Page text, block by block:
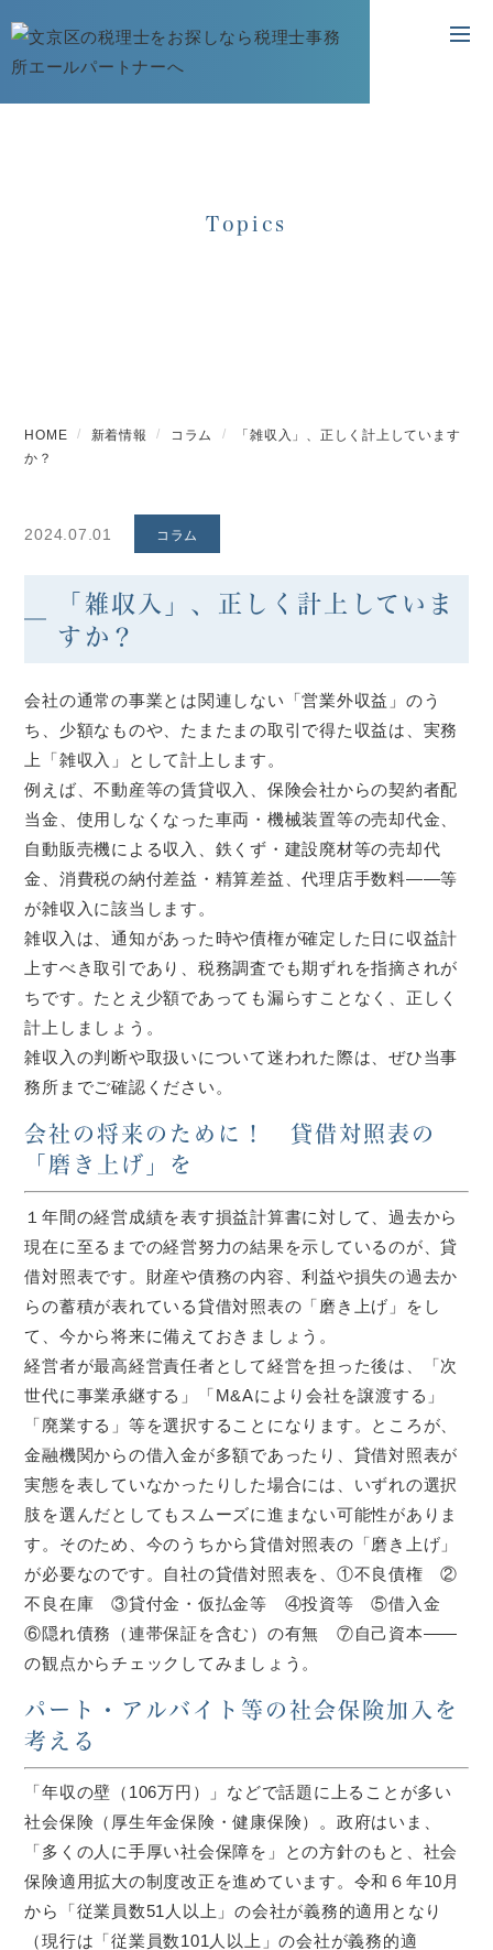
Topics
HOME 新着情報 コラム
「雑収入」、正しく計上しています
か？
2024.07.01 コラム
「雑収入」、正しく計上していま
すか？
会社の通常の事業とは関連しない「営業外収益」のう
ち、少額なものや、たまたまの取引で得た収益は、実務
上「雑収入」として計上します。
例えば、不動産等の賃貸収入、保険会社からの契約者配
当金、使用しなくなった車両・機械装置等の売却代金、
自動販売機による収入、鉄くず・建設廃材等の売却代
金、消費税の納付差益・精算差益、代理店手数料――等
が雑収入に該当します。
雑収入は、通知があった時や債権が確定した日に収益計
上すべき取引であり、税務調査でも期ずれを指摘されが
ちです。たとえ少額であっても漏らすことなく、正しく
計上しましょう。
雑収入の判断や取扱いについて迷われた際は、ぜひ当事
務所までご確認ください。
会社の将来のために！ 貸借対照表の
「磨き上げ」を
１年間の経営成績を表す損益計算書に対して、過去から
現在に至るまでの経営努力の結果を示しているのが、貸
借対照表です。財産や債務の内容、利益や損失の過去か
らの蓄積が表れている貸借対照表の「磨き上げ」をし
て、今から将来に備えておきましょう。
経営者が最高経営責任者として経営を担った後は、「次
世代に事業承継する」「M&Aにより会社を譲渡する」
「廃業する」等を選択することになります。ところが、
金融機関からの借入金が多額であったり、貸借対照表が
実態を表していなかったりした場合には、いずれの選択
肢を選んだとしてもスムーズに進まない可能性がありま
す。そのため、今のうちから貸借対照表の「磨き上げ」
が必要なのです。自社の貸借対照表を、①不良債権 ②
不良在庫 ③貸付金・仮払金等 ④投資等 ⑤借入金
⑥隠れ債務（連帯保証を含む）の有無 ⑦自己資本――
の観点からチェックしてみましょう。
パート・アルバイト等の社会保険加入を
考える
「年収の壁（106万円）」などで話題に上ることが多い
社会保険（厚生年金保険・健康保険）。政府はいま、
「多くの人に手厚い社会保障を」との方針のもと、社会
保険適用拡大の制度改正を進めています。令和６年10月
から「従業員数51人以上」の会社が義務的適用となり
（現行は「従業員数101人以上」の会社が義務的適